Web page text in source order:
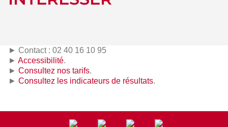
► Contact : 02 40 16 10 95
► Accessibilité.
► Consultez nos tarifs.
► Consultez les indicateurs de résultats.